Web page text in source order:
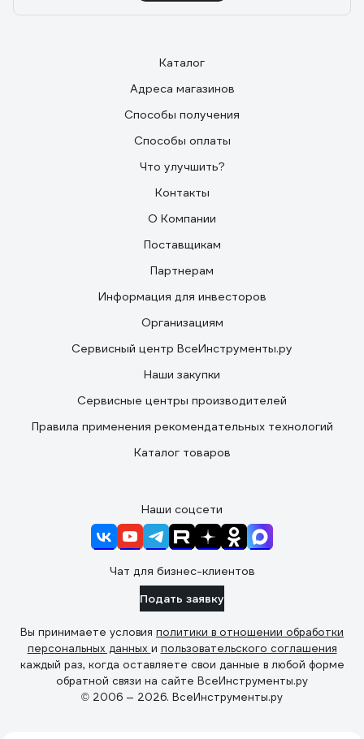
Каталог
Адреса магазинов
Способы получения
Способы оплаты
Что улучшить?
Контакты
О Компании
Поставщикам
Партнерам
Информация для инвесторов
Организациям
Сервисный центр ВсеИнструменты.ру
Наши закупки
Сервисные центры производителей
Правила применения рекомендательных технологий
Каталог товаров
Наши соцсети
Чат для бизнес-клиентов
Подать заявку
Вы принимаете условия политики в отношении обработки
персональных данных и пользовательского соглашения
каждый раз, когда оставляете свои данные в любой форме
обратной связи на сайте ВсеИнструменты.ру
© 2006 — 2026. ВсеИнструменты.ру